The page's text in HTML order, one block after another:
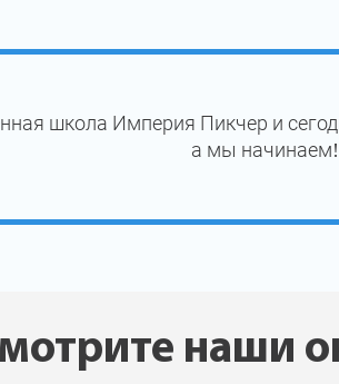
школа Империя Пикчер и
а мы начинаем!
наши